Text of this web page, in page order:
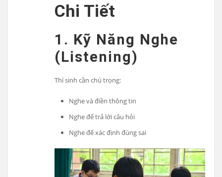
Chi Tiết
1. Kỹ Năng Nghe
(Listening)
Thí sinh cần chú trọng:
Nghe và điền thông tin
Nghe để trả lời câu hỏi
Nghe để xác định đúng sai